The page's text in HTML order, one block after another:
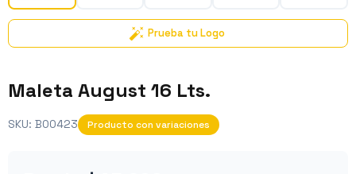
Prueba tu Logo
Maleta August 16 Lts.
SKU: BO0423 Producto con variaciones